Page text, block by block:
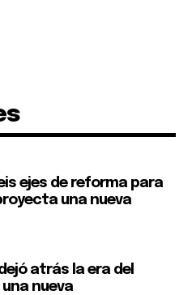
ejes de reforma para
una nueva
atrás la era del
nueva